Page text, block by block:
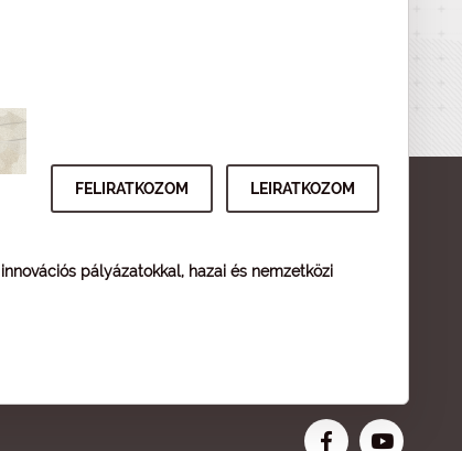
pályázatokkal, hazai és nemzetközi